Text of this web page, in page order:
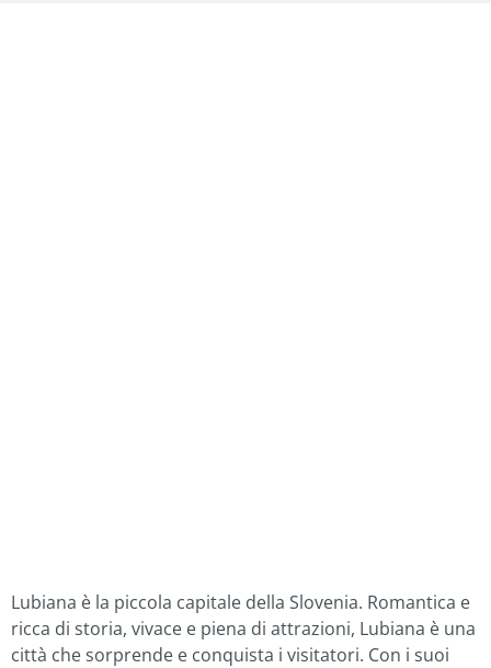
Lubiana è la piccola capitale della Slovenia. Romantica e
ricca di storia, vivace e piena di attrazioni, Lubiana è una
città che sorprende e conquista i visitatori. Con i suoi